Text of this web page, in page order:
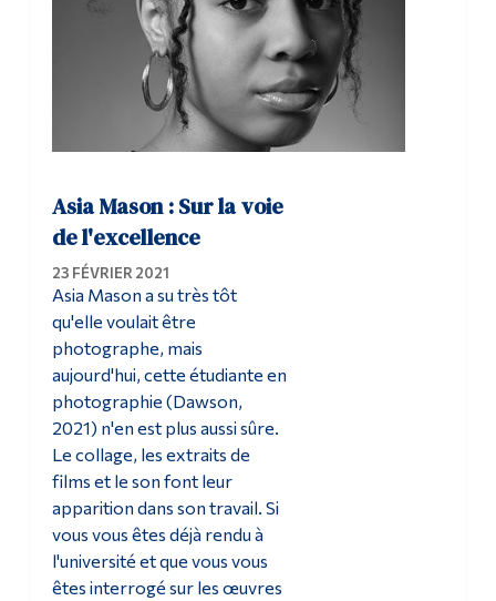
Asia Mason : Sur la voie
de l'excellence
23 FÉVRIER 2021
Asia Mason a su très tôt
qu'elle voulait être
photographe, mais
aujourd'hui, cette étudiante en
photographie (Dawson,
2021) n'en est plus aussi sûre.
Le collage, les extraits de
films et le son font leur
apparition dans son travail. Si
vous vous êtes déjà rendu à
l'université et que vous vous
êtes interrogé sur les œuvres